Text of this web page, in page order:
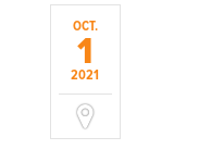
OCT.
1
2021